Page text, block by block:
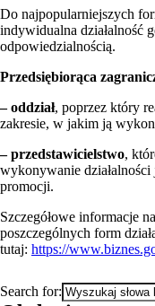
Do najpopularniejszych
indywidualna działalność
odpowiedzialnością.
Przedsiębiorąca
– oddział, poprzez który
zakresie, w jakim ją
– przedstawicielstwo,
wykonywanie
promocji.
Szczegółowe informacje
poszczególnych form
tutaj: https://
Search for: